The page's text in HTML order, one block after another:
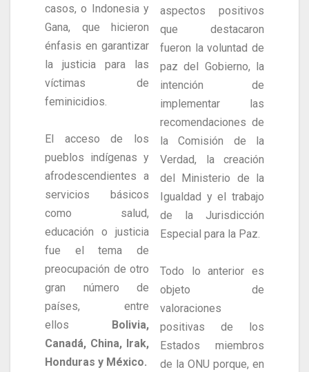
casos, o Indonesia y
Gana, que hicieron
énfasis en garantizar
la justicia para las
víctimas de
feminicidios.
El acceso de los
pueblos indígenas y
afrodescendientes a
servicios básicos
como salud,
educación o justicia
fue el tema de
preocupación de otro
gran número de
países, entre
ellos Bolivia,
Canadá, China, Irak,
Honduras y México.
aspectos positivos
que destacaron
fueron la voluntad de
paz del Gobierno, la
intención de
implementar las
recomendaciones de
la Comisión de la
Verdad, la creación
del Ministerio de la
Igualdad y el trabajo
de la Jurisdicción
Especial para la Paz.
Todo lo anterior es
objeto de
valoraciones
positivas de los
Estados miembros
de la ONU porque, en